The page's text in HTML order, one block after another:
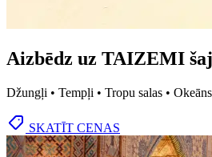
Aizbēdz uz TAIZEMI
Džungļi • Tempļi • Tropu salas • Okeāns
SKATĪT CENAS